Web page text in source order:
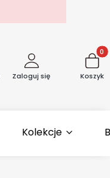
Zaloguj się Koszyk
Kolekcje